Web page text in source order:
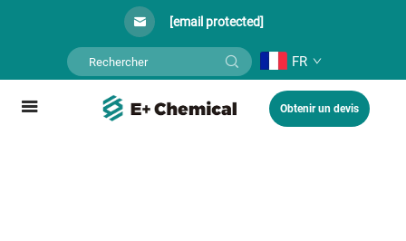
[email protected]
FR
Obtenir un devis